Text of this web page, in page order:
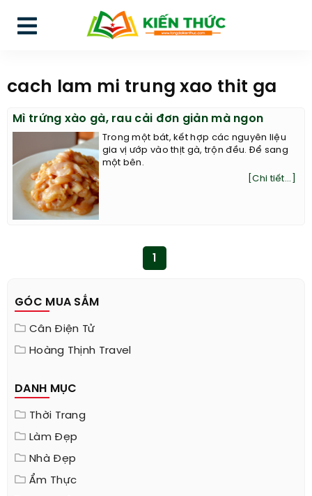
cach lam mi trung xao thit ga
Mì trứng xào gà, rau cải đơn giản mà ngon
Trong một bát, kết hợp các nguyên liệu
gia vị ướp vào thịt gà, trộn đều. Để sang
một bên.
[Chi tiết...]
GÓC MUA SẮM
Cân Điện Tử
Hoàng Thịnh Travel
DANH MỤC
Thời Trang
Làm Đẹp
Nhà Đẹp
Ẩm Thực